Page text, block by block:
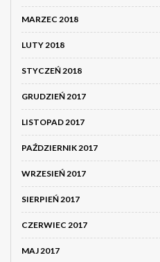
MARZEC 2018
LUTY 2018
STYCZEŃ 2018
GRUDZIEŃ 2017
LISTOPAD 2017
PAŹDZIERNIK 2017
WRZESIEŃ 2017
SIERPIEŃ 2017
CZERWIEC 2017
MAJ 2017